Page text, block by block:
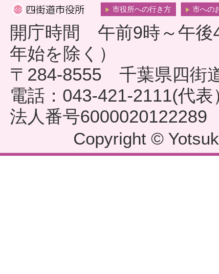
市役所への行き方 市への
開庁時間 午前9時～午後
年始を除く）
〒284-8555 千葉県四街
電話：043-421-2111(代表
法人番号6000020122289
Copyright ©